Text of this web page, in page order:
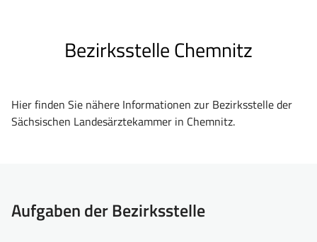
Bezirksstelle Chemnitz
Hier finden Sie nähere Informationen zur Bezirksstelle der
Sächsischen Landesärztekammer in Chemnitz.
Aufgaben der Bezirksstelle